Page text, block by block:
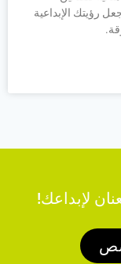
رؤيتك الإبداعية
لإبداعك!